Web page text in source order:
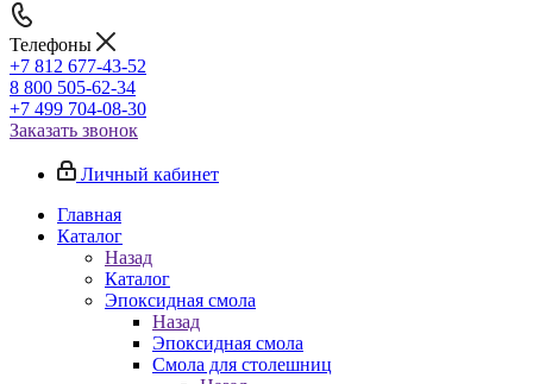
Телефоны
+7 812 677-43-52
8 800 505-62-34
+7 499 704-08-30
Заказать звонок
Личный кабинет
Главная
Каталог
Назад
Каталог
Эпоксидная смола
Назад
Эпоксидная смола
Смола для столешниц